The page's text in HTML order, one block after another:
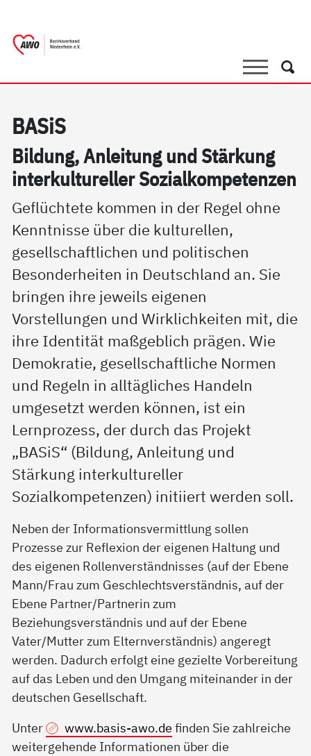
SucheSuche
BA­SiS
Bil­dung, An­lei­tung und Stär­kung
in­ter­kul­tu­rel­ler So­zial­kom­pe­ten­zen
Geflüchtete kommen in der Regel ohne
Kenntnisse über die kulturellen,
gesellschaftlichen und politischen
Besonderheiten in Deutschland an. Sie
bringen ihre jeweils eigenen
Vorstellungen und Wirklichkeiten mit, die
ihre Identität maßgeblich prägen. Wie
Demokratie, gesellschaftliche Normen
und Regeln in alltägliches Handeln
umgesetzt werden können, ist ein
Lernprozess, der durch das Projekt
„BASiS“ (Bildung, Anleitung und
Stärkung interkultureller
Sozialkompetenzen) initiiert werden soll.
Neben der Informationsvermittlung sollen
Prozesse zur Reflexion der eigenen Haltung und
des eigenen Rollenverständnisses (auf der Ebene
Mann/Frau zum Geschlechtsverständnis, auf der
Ebene Partner/Partnerin zum
Beziehungsverständnis und auf der Ebene
Vater/Mutter zum Elternverständnis) angeregt
werden. Dadurch erfolgt eine gezielte Vorbereitung
auf das Leben und den Umgang miteinander in der
deutschen Gesellschaft.
Unter
www.basis-awo.de finden Sie zahlreiche
weitergehende Informationen über die